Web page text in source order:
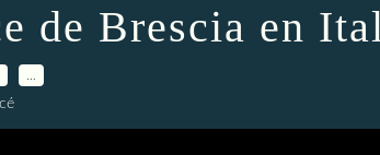
de Brescia en